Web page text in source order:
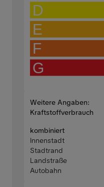
D
E
F
G
Weitere Angaben:
Kraftstoffverbrauch
kombiniert
Innenstadt
Stadtrand
Landstraße
Autobahn